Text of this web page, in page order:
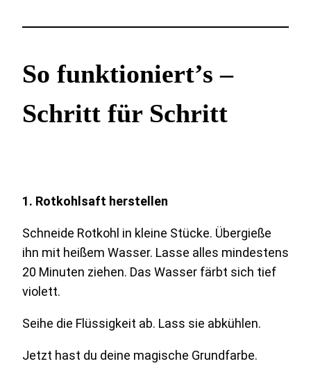
So funktioniert’s –
Schritt für Schritt
1. Rotkohlsaft herstellen
Schneide Rotkohl in kleine Stücke. Übergieße
ihn mit heißem Wasser. Lasse alles mindestens
20 Minuten ziehen. Das Wasser färbt sich tief
violett.
Seihe die Flüssigkeit ab. Lass sie abkühlen.
Jetzt hast du deine magische Grundfarbe.